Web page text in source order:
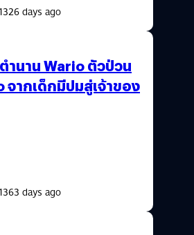
days ago
ำนาน Wario ตัวป่วน
ากเด็กมีปมสู่เจ้าของ
days ago